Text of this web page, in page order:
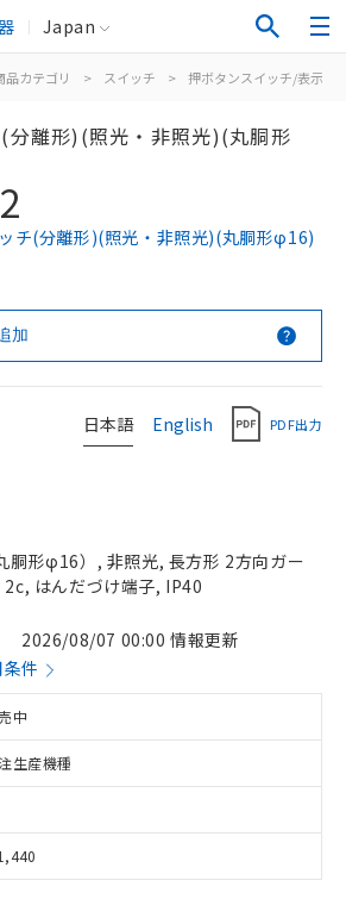
Japan
品カテゴリ > スイッチ > 押ボタンスイッチ/表示灯
分離形)(照光・非照光)(丸胴形
チ(分離形)(照光・非照光)(丸胴形φ16)
加
日本語 English PDF出力
胴形φ16）, 非照光, 長方形 2方向ガー
2c, はんだづけ端子, IP40
2026/08/07 00:00 情報更新
件
中
生産機種